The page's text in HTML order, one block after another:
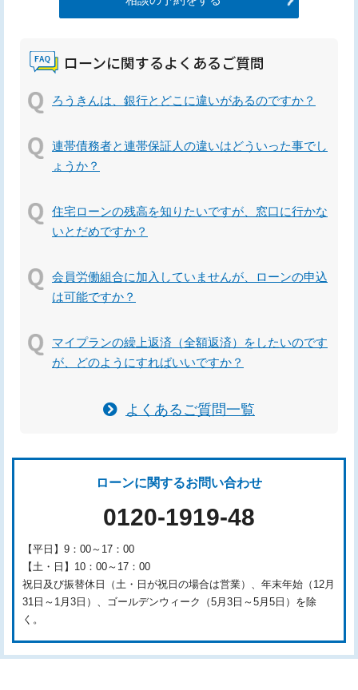
ローンに関するよくあるご質問
ろうきんは、銀行とどこに違いがあるのですか？
連帯債務者と連帯保証人の違いはどういった事でし
ょうか？
住宅ローンの残高を知りたいですが、窓口に行かな
いとだめですか？
会員労働組合に加入していませんが、ローンの申込
は可能ですか？
マイプランの繰上返済（全額返済）をしたいのです
が、どのようにすればいいですか？
よくあるご質問一覧
ローンに関するお問い合わせ
0120-1919-48
【平日】9：00～17：00
【土・日】10：00～17：00
祝日及び振替休日（土・日が祝日の場合は営業）、年末年始（12月
31日～1月3日）、ゴールデンウィーク（5月3日～5月5日）を除
く。